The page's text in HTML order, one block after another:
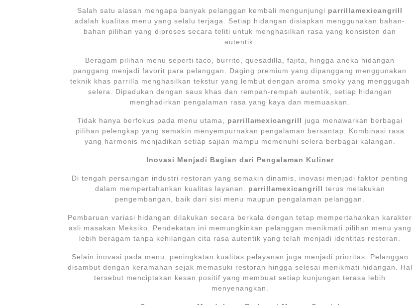
Salah satu alasan mengapa banyak pelanggan kembali mengunjungi parrillamexicangrill
adalah kualitas menu yang selalu terjaga. Setiap hidangan disiapkan menggunakan bahan-
bahan pilihan yang diproses secara teliti untuk menghasilkan rasa yang konsisten dan
autentik.
Beragam pilihan menu seperti taco, burrito, quesadilla, fajita, hingga aneka hidangan
panggang menjadi favorit para pelanggan. Daging premium yang dipanggang menggunakan
teknik khas parrilla menghasilkan tekstur yang lembut dengan aroma smoky yang menggugah
selera. Dipadukan dengan saus khas dan rempah-rempah autentik, setiap hidangan
menghadirkan pengalaman rasa yang kaya dan memuaskan.
Tidak hanya berfokus pada menu utama, parrillamexicangrill juga menawarkan berbagai
pilihan pelengkap yang semakin menyempurnakan pengalaman bersantap. Kombinasi rasa
yang harmonis menjadikan setiap sajian mampu memenuhi selera berbagai kalangan.
Inovasi Menjadi Bagian dari Pengalaman Kuliner
Di tengah persaingan industri restoran yang semakin dinamis, inovasi menjadi faktor penting
dalam mempertahankan kualitas layanan. parrillamexicangrill terus melakukan
pengembangan, baik dari sisi menu maupun pengalaman pelanggan.
Pembaruan variasi hidangan dilakukan secara berkala dengan tetap mempertahankan karakter
asli masakan Meksiko. Pendekatan ini memungkinkan pelanggan menikmati pilihan menu yang
lebih beragam tanpa kehilangan cita rasa autentik yang telah menjadi identitas restoran.
Selain inovasi pada menu, peningkatan kualitas pelayanan juga menjadi prioritas. Pelanggan
disambut dengan keramahan sejak memasuki restoran hingga selesai menikmati hidangan. Hal
tersebut menciptakan kesan positif yang membuat setiap kunjungan terasa lebih
menyenangkan.